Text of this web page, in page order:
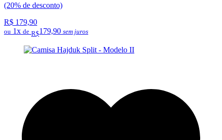
(20% de desconto)
R$ 179,90
ou 1x de R$179,90 sem juros